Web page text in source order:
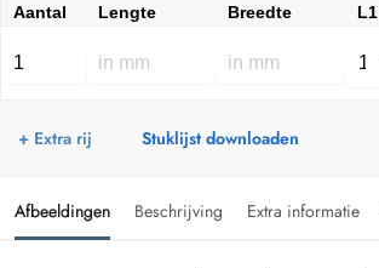
Aantal Lengte Breedte L1
+ Extra rij Stuklijst downloaden
Afbeeldingen Beschrijving Extra informatie